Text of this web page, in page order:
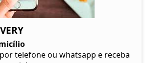
telefone ou whatsapp e receba